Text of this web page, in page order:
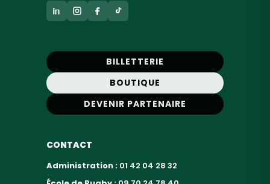
BILLETTERIE
BOUTIQUE
DEVENIR PARTENAIRE
CONTACT
Administration : 01 42 04 28 32